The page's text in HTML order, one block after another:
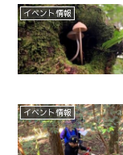
イベント情報
イベント情報